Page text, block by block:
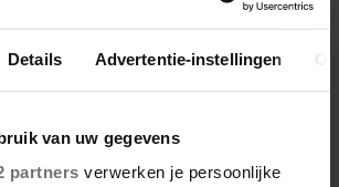
Details Advertentie-instellingen
van uw gegevens
partners verwerken je persoonlijke